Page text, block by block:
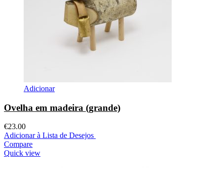
Adicionar
Ovelha em madeira (grande)
€23.00
Adicionar à Lista de Desejos
Compare
Quick view